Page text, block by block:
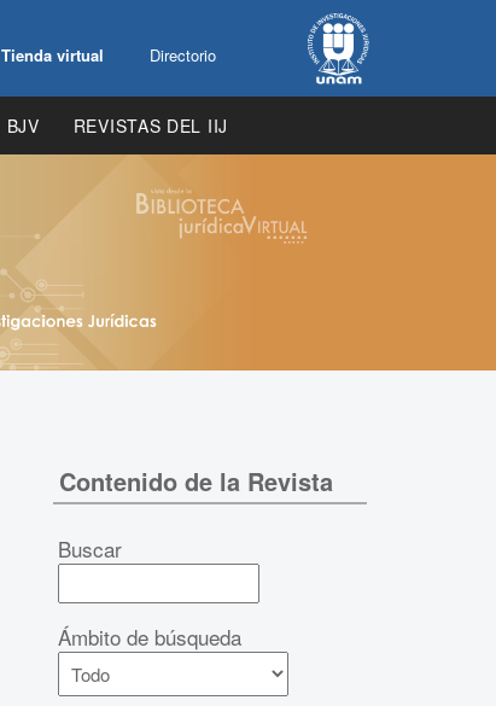
Tienda virtual Directorio
BJV REVISTAS DEL IIJ
Contenido de la Revista
Buscar
Ámbito de búsqueda